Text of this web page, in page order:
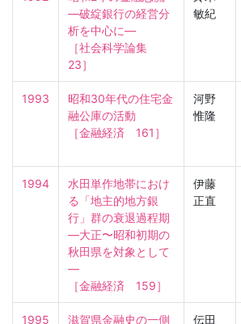
—破綻銀行の経営分
析を中心に—
［社会科学論集
23］
敏紀
1993
昭和30年代の住宅金
融公庫の活動
［金融経済　161］
河野
惟隆
1994
水田単作地帯におけ
る「地主的地方銀
行」群の衰退過程期
—大正〜昭和初期の
秋田県を対象として
—
［金融経済　159］
伊藤
正直
1995
滋賀県金融史の一側
伝田